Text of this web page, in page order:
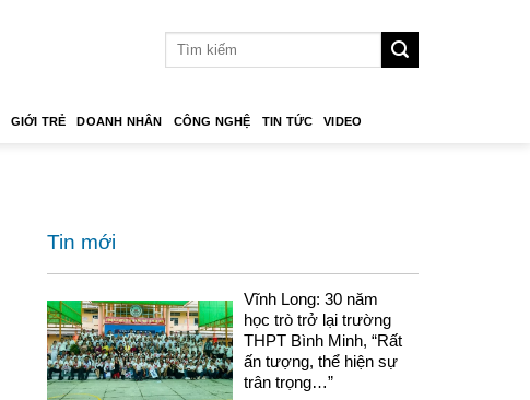
GIỚI TRẺ DOANH NHÂN CÔNG NGHỆ TIN TỨC VIDEO
Tin mới
Vĩnh Long: 30 năm
học trò trở lại trường
THPT Bình Minh, “Rất
ấn tượng, thể hiện sự
trân trọng…”